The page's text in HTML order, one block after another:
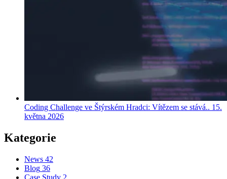
Coding Challenge ve Štýrském Hradci: Vítězem se stává.. 15.
května 2026
Kategorie
News 42
Blog 36